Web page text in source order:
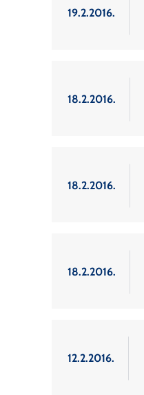
19.2.2016.
18.2.2016.
18.2.2016.
18.2.2016.
12.2.2016.